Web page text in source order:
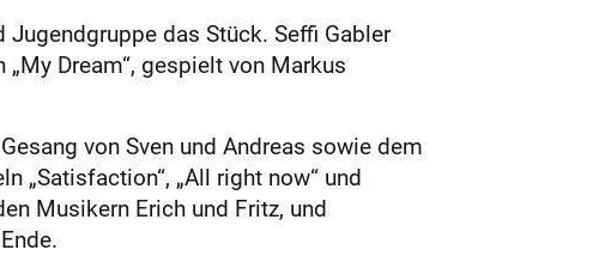
das Stück. Seffi Gabler
Dream“, gespielt von Markus
von Sven und Andreas sowie dem
„Satisfaction“, „All right now“ und
Musikern Erich und Fritz, und